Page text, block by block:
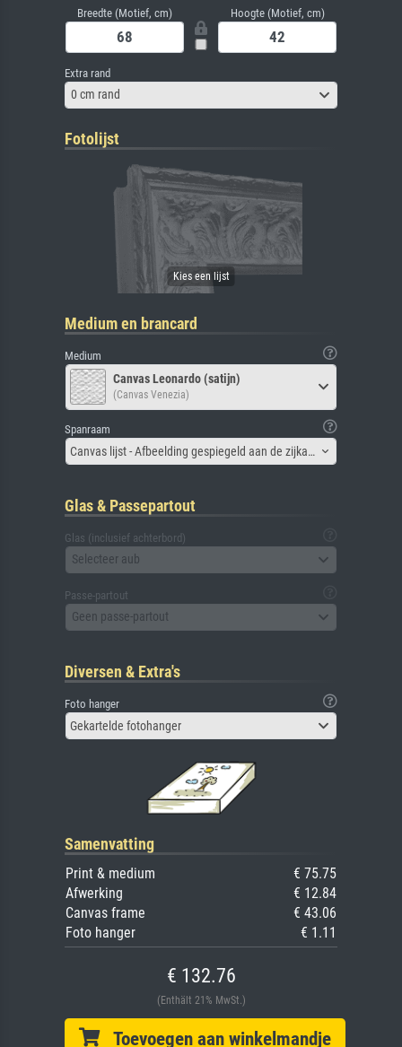
Breedte (Motief, cm) Hoogte (Motief, cm)
Extra rand
0 cm rand
Fotolijst
Medium en brancard
Medium
Canvas Leonardo (satijn)
(Canvas Venezia)
Spanraam
Canvas lijst - Afbeelding gespiegeld aan de zijkant
Glas & Passepartout
Glas (inclusief achterbord)
Selecteer aub
Passe-partout
Geen passe-partout
Diversen & Extra's
Foto hanger
Gekartelde fotohanger
Samenvatting
Print & medium
€ 75.75
Afwerking
€ 12.84
Canvas frame
€ 43.06
Foto hanger
€ 1.11
€ 132.76
(Enthält 21% MwSt.)
Toevoegen aan winkelmandje